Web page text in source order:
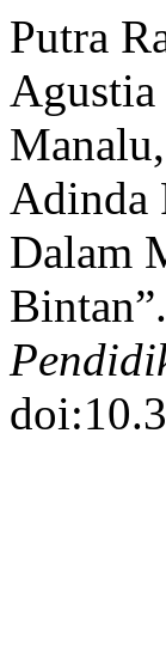
Putra
Adinda
Dalam
Bintan”.